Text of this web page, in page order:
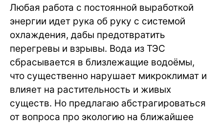
Любая работа с постоянной выработкой
энергии идет рука об руку с системой
охлаждения, дабы предотвратить
перегревы и взрывы. Вода из ТЭС
сбрасывается в близлежащие водоёмы,
что существенно нарушает микроклимат и
влияет на растительность и живых
существ. Но предлагаю абстрагироваться
от вопроса про экологию на ближайшее